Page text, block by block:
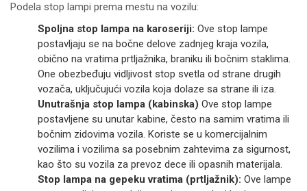
Podela stop lampi prema mestu na vozilu:
Spoljna stop lampa na karoseriji: Ove stop lampe
postavljaju se na bočne delove zadnjeg kraja vozila,
obično na vratima prtljažnika, braniku ili bočnim staklima.
One obezbeđuju vidljivost stop svetla od strane drugih
vozača, uključujući vozila koja dolaze sa strane ili iza.
Unutrašnja stop lampa (kabinska) Ove stop lampe
postavljene su unutar kabine, često na samim vratima ili
bočnim zidovima vozila. Koriste se u komercijalnim
vozilima i vozilima sa posebnim zahtevima za sigurnost,
kao što su vozila za prevoz dece ili opasnih materijala.
Stop lampa na gepeku vratima (prtljažnik): Ove lampe